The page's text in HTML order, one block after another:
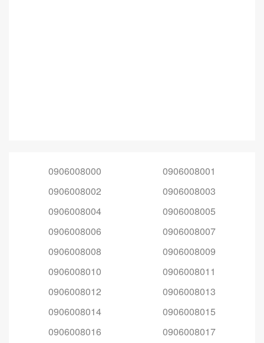
0906008000
0906008001
0906008002
0906008003
0906008004
0906008005
0906008006
0906008007
0906008008
0906008009
0906008010
0906008011
0906008012
0906008013
0906008014
0906008015
0906008016
0906008017